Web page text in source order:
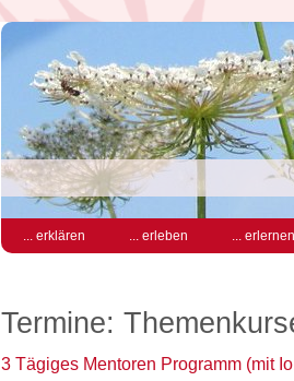
... erklären ... erleben ... erlernen
Termine:
3 Tägiges Mentoren Programm (mit